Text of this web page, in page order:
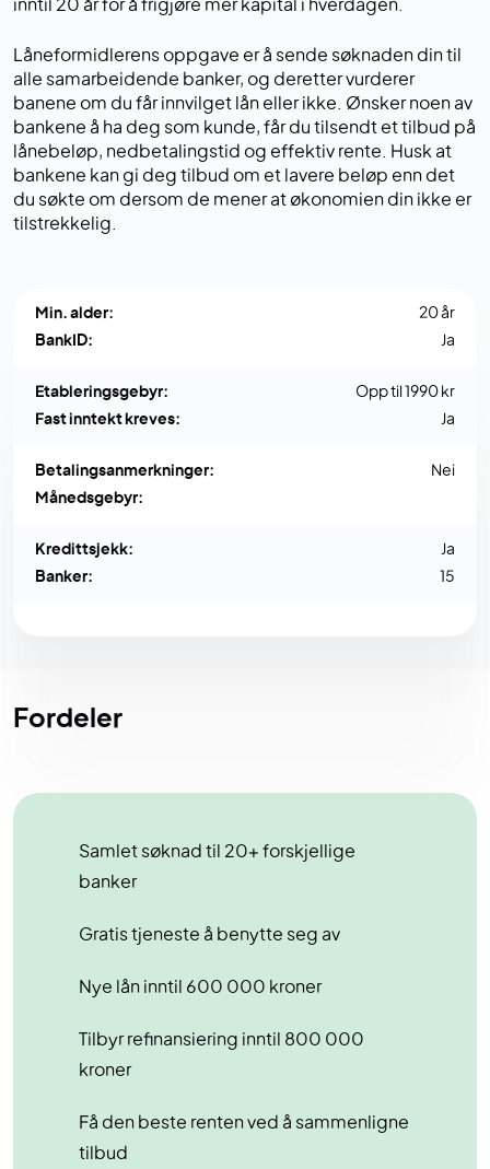
inntil 20 år for å frigjøre mer kapital i hverdagen.
Låneformidlerens oppgave er å sende søknaden din til
alle samarbeidende banker, og deretter vurderer
banene om du får innvilget lån eller ikke. Ønsker noen av
bankene å ha deg som kunde, får du tilsendt et tilbud på
lånebeløp, nedbetalingstid og effektiv rente. Husk at
bankene kan gi deg tilbud om et lavere beløp enn det
du søkte om dersom de mener at økonomien din ikke er
tilstrekkelig.
Min. alder:
20 år
BankID:
Ja
Etableringsgebyr:
Opp til 1990 kr
Fast inntekt kreves:
Ja
Betalingsanmerkninger:
Nei
Månedsgebyr:
Kredittsjekk:
Ja
Banker:
15
Fordeler
Samlet søknad til 20+ forskjellige
banker
Gratis tjeneste å benytte seg av
Nye lån inntil 600 000 kroner
Tilbyr refinansiering inntil 800 000
kroner
Få den beste renten ved å sammenligne
tilbud